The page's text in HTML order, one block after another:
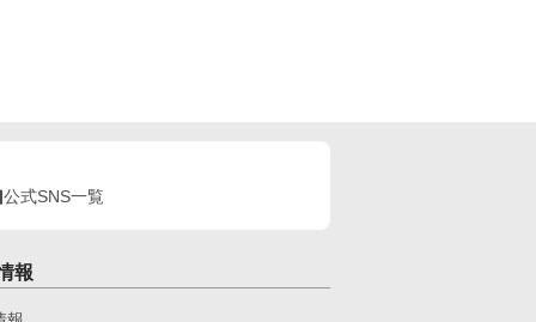
公式SNS一覧
報